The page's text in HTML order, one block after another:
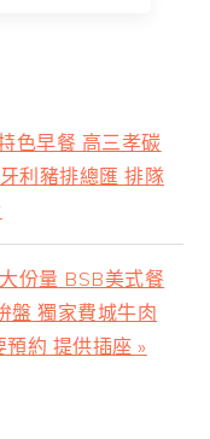
色早餐 高三孝碳
利豬排總匯 排隊
份量 BSB美式餐
盤 獨家費城牛肉
約 提供插座 »